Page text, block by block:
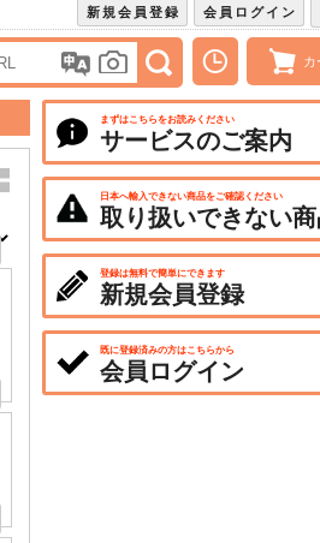
会員ログイン
新規会員登録
カ
まずはこちらをお読みください
サービスのご案内
日本へ輸入できない商品をご確認ください
取り扱いできない
登録は無料で簡単にできます
新規会員登録
既に登録済みの方はこちらから
会員ログイン